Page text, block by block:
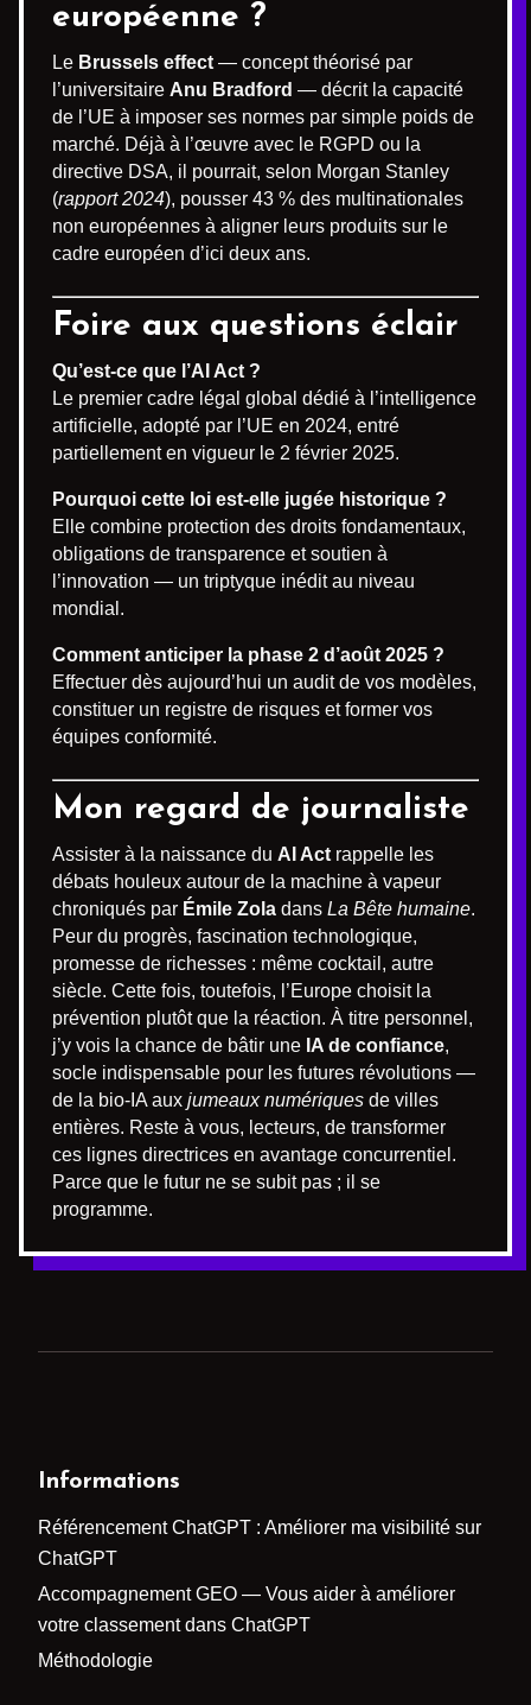
européenne ?
Le Brussels effect — concept théorisé par
l’universitaire Anu Bradford — décrit la capacité
de l’UE à imposer ses normes par simple poids de
marché. Déjà à l’œuvre avec le RGPD ou la
directive DSA, il pourrait, selon Morgan Stanley
(rapport 2024), pousser 43 % des multinationales
non européennes à aligner leurs produits sur le
cadre européen d’ici deux ans.
Foire aux questions éclair
Qu’est-ce que l’AI Act ?
Le premier cadre légal global dédié à l’intelligence
artificielle, adopté par l’UE en 2024, entré
partiellement en vigueur le 2 février 2025.
Pourquoi cette loi est-elle jugée historique ?
Elle combine protection des droits fondamentaux,
obligations de transparence et soutien à
l’innovation — un triptyque inédit au niveau
mondial.
Comment anticiper la phase 2 d’août 2025 ?
Effectuer dès aujourd’hui un audit de vos modèles,
constituer un registre de risques et former vos
équipes conformité.
Mon regard de journaliste
Assister à la naissance du AI Act rappelle les
débats houleux autour de la machine à vapeur
chroniqués par Émile Zola dans La Bête humaine.
Peur du progrès, fascination technologique,
promesse de richesses : même cocktail, autre
siècle. Cette fois, toutefois, l’Europe choisit la
prévention plutôt que la réaction. À titre personnel,
j’y vois la chance de bâtir une IA de confiance,
socle indispensable pour les futures révolutions —
de la bio-IA aux jumeaux numériques de villes
entières. Reste à vous, lecteurs, de transformer
ces lignes directrices en avantage concurrentiel.
Parce que le futur ne se subit pas ; il se
programme.
Informations
Référencement ChatGPT : Améliorer ma visibilité sur
ChatGPT
Accompagnement GEO — Vous aider à améliorer
votre classement dans ChatGPT
Méthodologie